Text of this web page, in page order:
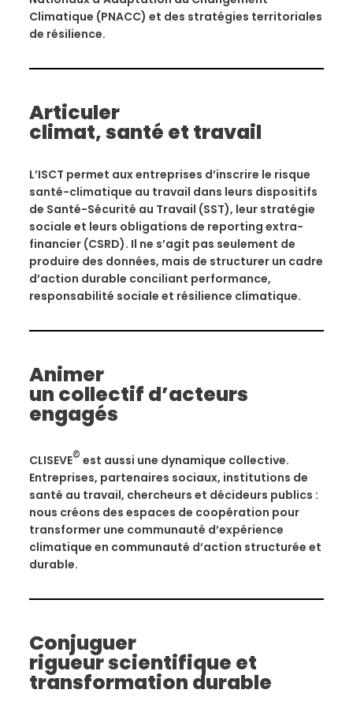
Climatique (PNACC) et des stratégies territoriales
de résilience.
Articuler
climat, santé et travail
L’ISCT permet aux entreprises d’inscrire le risque
santé-climatique au travail dans leurs dispositifs
de Santé-Sécurité au Travail (SST), leur stratégie
sociale et leurs obligations de reporting extra-
financier (CSRD). Il ne s’agit pas seulement de
produire des données, mais de structurer un cadre
d’action durable conciliant performance,
responsabilité sociale et résilience climatique.
Animer
un collectif d’acteurs
engagés
CLISEVE© est aussi une dynamique collective.
Entreprises, partenaires sociaux, institutions de
santé au travail, chercheurs et décideurs publics :
nous créons des espaces de coopération pour
transformer une communauté d’expérience
climatique en communauté d’action structurée et
durable.
Conjuguer
rigueur scientifique et
transformation durable